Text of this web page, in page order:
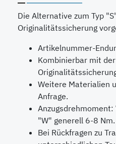
Die Alternative zum Typ
Originalitätssicherung
Artikelnummer-
Kombinierbar mit
Weitere Materialien
Anfrage.
Anzugsdrehmoment:
"W" generell 6-8 Nm.
Bei Rückfragen zu